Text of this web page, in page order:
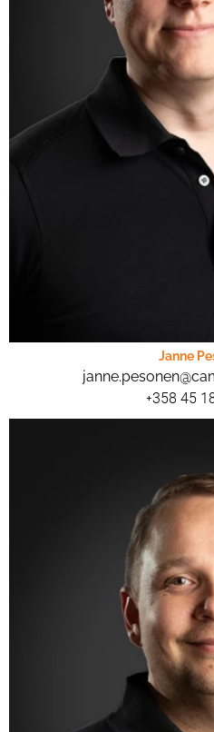
Janne
+358 45